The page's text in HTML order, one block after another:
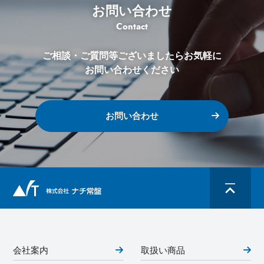
お問い合わせ
Contact
ご相談・ご質問等ございましたらお気軽に
お問い合わせください
お問い合わせ
会社案内 取扱い商品